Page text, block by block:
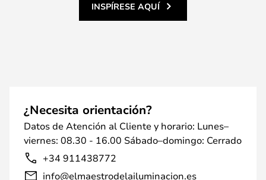
INSPÍRESE AQUÍ
¿Necesita orientación?
Datos de Atención al Cliente y horario: Lunes–
viernes: 08.30 - 16.00 Sábado–domingo: Cerrado
+34 911438772
info@elmaestrodelailuminacion.es